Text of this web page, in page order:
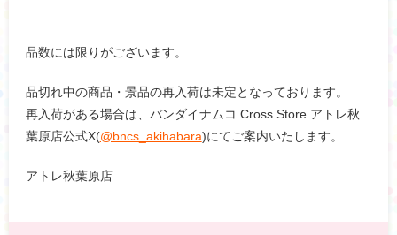
品数には限りがございます。
品切れ中の商品・景品の再入荷は未定となっております。
再入荷がある場合は、バンダイナムコ Cross Store アトレ秋
葉原店公式X(@bncs_akihabara)にてご案内いたします。
アトレ秋葉原店